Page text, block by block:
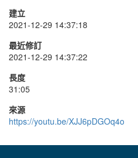
建立
2021-12-29 14:37:18
最近修訂
2021-12-29 14:37:22
長度
31:05
來源
https://youtu.be/XJJ6pDGOq4o